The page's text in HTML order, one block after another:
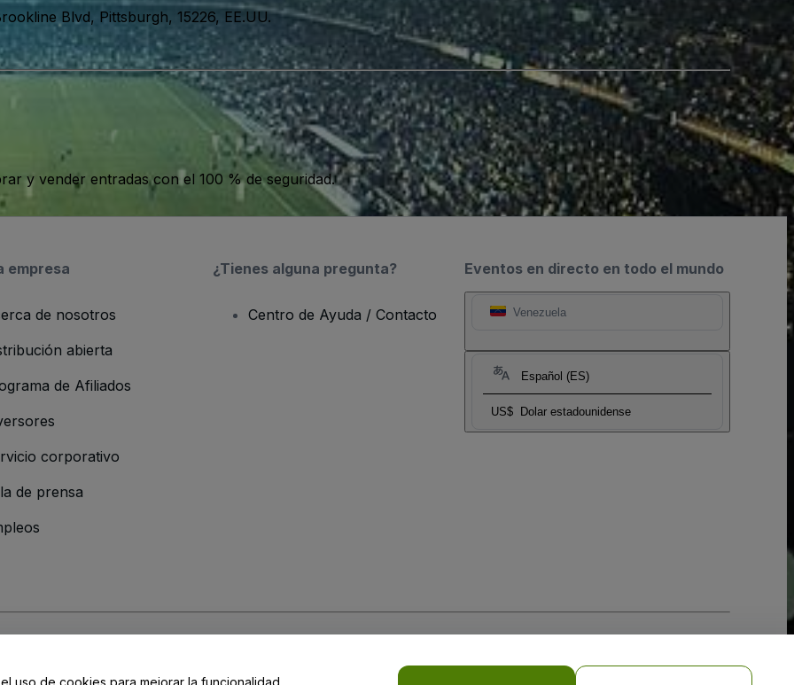
Blvd, Pittsburgh, 15226, EE.UU.
y vender entradas con el 100 % de seguridad.
Eventos en directo en todo el mundo
Venezuela
Español (ES)
US$ Dolar estadounidense
empresa
de nosotros
abierta
de Afiliados
corporativo
de prensa
¿Tienes alguna pregunta?
Centro de Ayuda / Contacto
y de laPolítica de Privacidad para Móviles
uso de cookies para mejorar la funcionalidad